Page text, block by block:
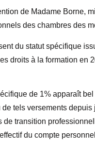
de Madame Borne,
des chambres des
du statut spécifique
droits à la formation
de 1% apparaît
tels versements
de transition
du compte